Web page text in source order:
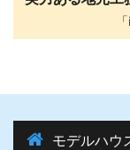
モデルハウ